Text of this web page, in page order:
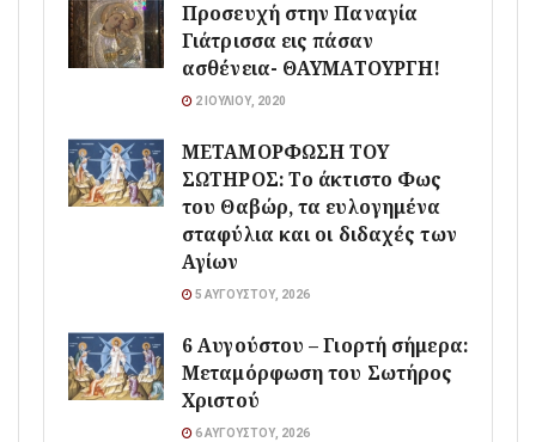
Προσευχή στην Παναγία
Γιάτρισσα εις πάσαν
ασθένεια- ΘΑΥΜΑΤΟΥΡΓΗ!
2 ΙΟΥΛΊΟΥ, 2020
ΜΕΤΑΜΟΡΦΩΣΗ ΤΟΥ
ΣΩΤΗΡΟΣ: Το άκτιστο Φως
του Θαβώρ, τα ευλογημένα
σταφύλια και οι διδαχές των
Αγίων
5 ΑΥΓΟΎΣΤΟΥ, 2026
6 Αυγούστου – Γιορτή σήμερα:
Μεταμόρφωση του Σωτήρος
Χριστού
6 ΑΥΓΟΎΣΤΟΥ, 2026